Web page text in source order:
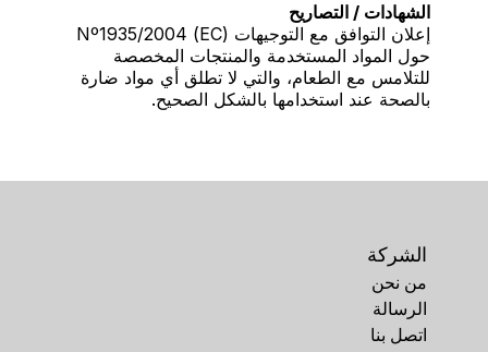
الشهادات / التصاريح
إعلان التوافق مع التوجيهات (EC) Nº1935/2004
حول المواد المستخدمة والمنتجات المخصصة
للتلامس مع الطعام، والتي لا تطلق أي مواد ضارة
بالصحة عند استخدامها بالشكل الصحيح.
الشركة
من نحن
الرسالة
اتصل بنا